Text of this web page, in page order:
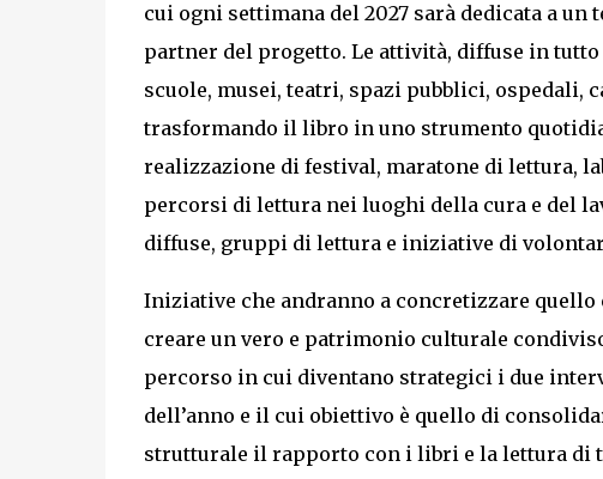
cui ogni settimana del 2027 sarà dedicata a
partner del progetto. Le attività, diffuse in
scuole, musei, teatri, spazi pubblici,
trasformando il libro in uno strumento
realizzazione di festival, maratone di lettura,
percorsi di lettura nei luoghi della cura e del
diffuse, gruppi di lettura e iniziative di
Iniziative che andranno a concretizzare
creare un vero e patrimonio culturale
percorso in cui diventano strategici i due
dell’anno e il cui obiettivo è quello di
strutturale il rapporto con i libri e la lettura di